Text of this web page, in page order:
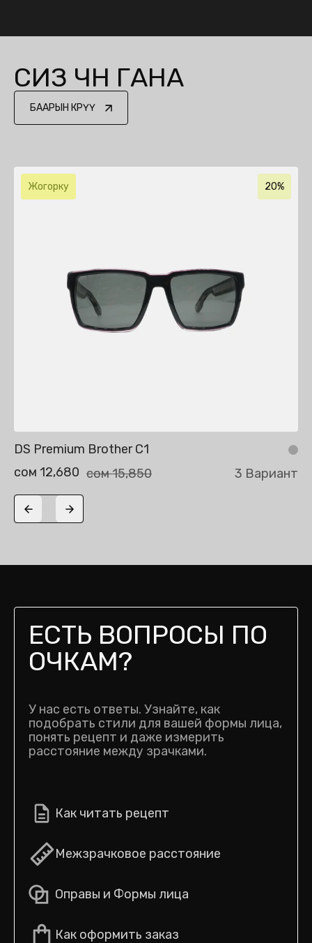
СИЗ ҮЧҮН ГАНА
БААРЫН КӨРҮҮ
Жогорку 20%
DS Premium Brother C1
сом 12,680 сом 15,850 3 Вариант
Previous slide
Next slide
ЕСТЬ ВОПРОСЫ ПО
ОЧКАМ?
У нас есть ответы. Узнайте, как
подобрать стили для вашей формы лица,
понять рецепт и даже измерить
расстояние между зрачками.
Как читать рецепт
Межзрачковое расстояние
Оправы и Формы лица
Как оформить заказ